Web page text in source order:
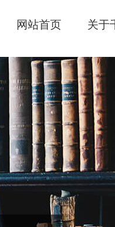
网站首页 关于